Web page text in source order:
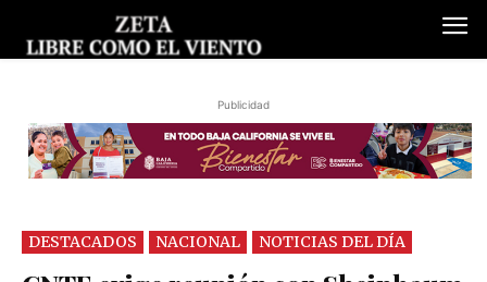
Publicidad
DESTACADOS NACIONAL NOTICIAS DEL DÍA